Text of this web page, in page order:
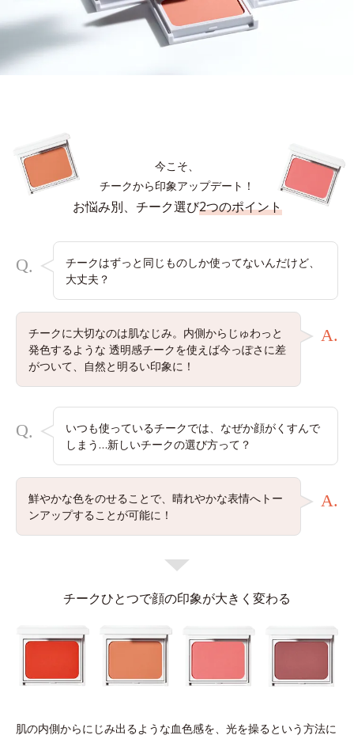
今こそ、
チークから印象アップデート！
お悩み別、チーク選び2つのポイント
Q.
チークはずっと同じものしか使ってないんだけど、
大丈夫？
チークに大切なのは肌なじみ。内側からじゅわっと
発色するような 透明感チークを使えば今っぽさに差
がついて、自然と明るい印象に！
A.
Q.
いつも使っているチークでは、なぜか顔がくすんで
しまう…新しいチークの選び方って？
鮮やかな色をのせることで、晴れやかな表情へトー
ンアップすることが可能に！
A.
チークひとつで顔の印象が大きく変わる
肌の内側からにじみ出るような血色感を、光を操るという方法に